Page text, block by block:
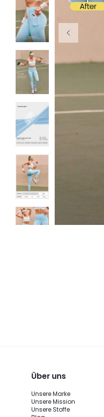
Über uns
Unsere Marke
Unsere Mission
Unsere Stoffe